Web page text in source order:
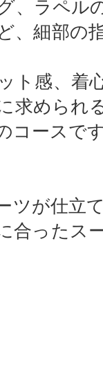
、ラペル
、細部の
ト感、着
求められ
コースで
ツが仕立
合ったス